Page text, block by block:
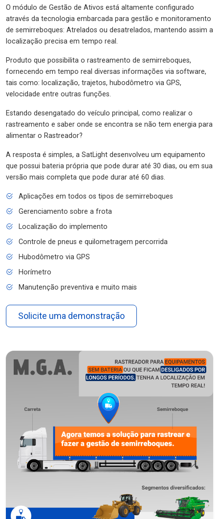
O módulo de Gestão de Ativos está altamente configurado
através da tecnologia embarcada para gestão e monitoramento
de semirreboques: Atrelados ou desatrelados, mantendo assim a
localização precisa em tempo real.
Produto que possibilita o rastreamento de semirreboques,
fornecendo em tempo real diversas informações via software,
tais como: localização, trajetos, hubodômetro via GPS,
velocidade entre outras funções.
Estando desengatado do veículo principal, como realizar o
rastreamento e saber onde se encontra se não tem energia para
alimentar o Rastreador?
A resposta é simples, a SatLight desenvolveu um equipamento
que possui bateria própria que pode durar até 30 dias, ou em sua
versão mais completa que pode durar até 60 dias.
Aplicações em todos os tipos de semirreboques
Gerenciamento sobre a frota
Localização do implemento
Controle de pneus e quilometragem percorrida
Hubodômetro via GPS
Horímetro
Manutenção preventiva e muito mais
Solicite uma demonstração